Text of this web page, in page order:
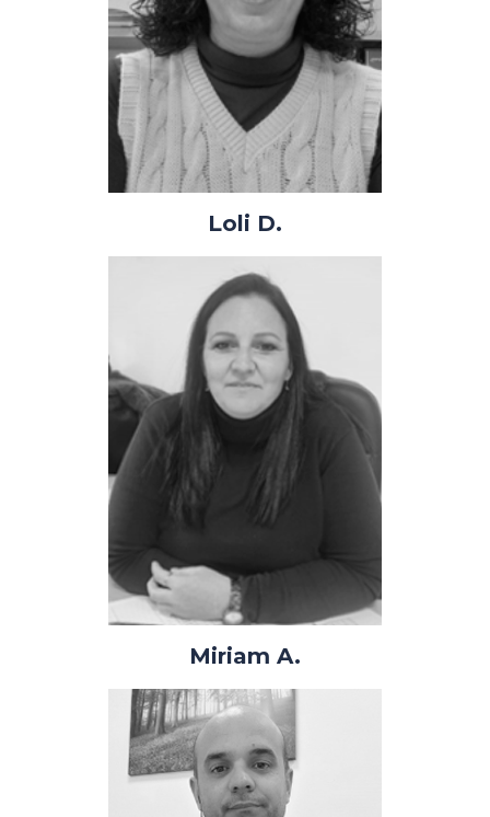
Loli D.
Miriam A.